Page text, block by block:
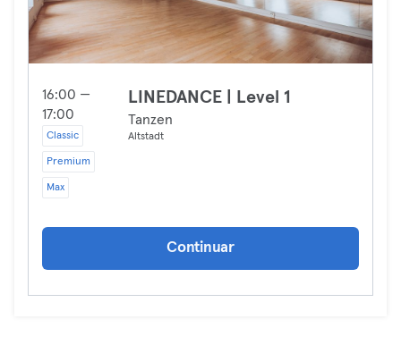
16:00 —
17:00
Classic
Premium
Max
LINEDANCE | Level 1
Tanzen
Altstadt
Continuar